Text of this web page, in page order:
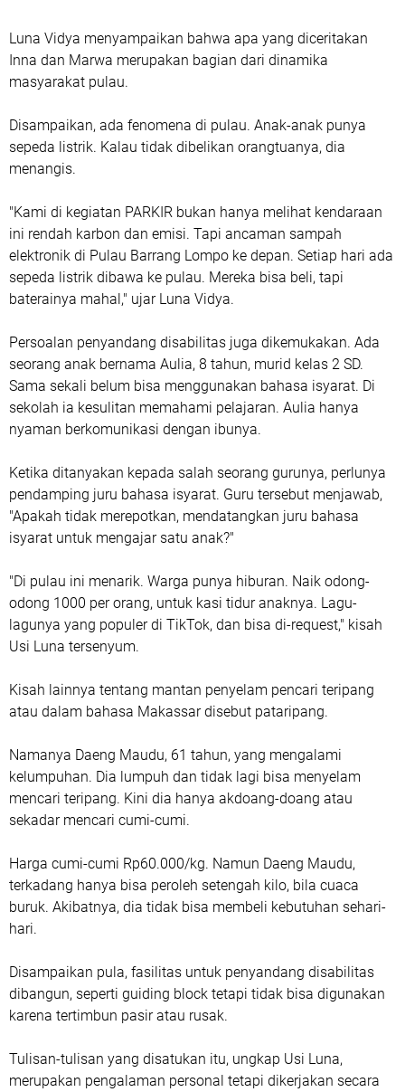
Luna Vidya menyampaikan bahwa apa yang diceritakan
Inna dan Marwa merupakan bagian dari dinamika
masyarakat pulau.
Disampaikan, ada fenomena di pulau. Anak-anak punya
sepeda listrik. Kalau tidak dibelikan orangtuanya, dia
menangis.
"Kami di kegiatan PARKIR bukan hanya melihat kendaraan
ini rendah karbon dan emisi. Tapi ancaman sampah
elektronik di Pulau Barrang Lompo ke depan. Setiap hari ada
sepeda listrik dibawa ke pulau. Mereka bisa beli, tapi
baterainya mahal," ujar Luna Vidya.
Persoalan penyandang disabilitas juga dikemukakan. Ada
seorang anak bernama Aulia, 8 tahun, murid kelas 2 SD.
Sama sekali belum bisa menggunakan bahasa isyarat. Di
sekolah ia kesulitan memahami pelajaran. Aulia hanya
nyaman berkomunikasi dengan ibunya.
Ketika ditanyakan kepada salah seorang gurunya, perlunya
pendamping juru bahasa isyarat. Guru tersebut menjawab,
"Apakah tidak merepotkan, mendatangkan juru bahasa
isyarat untuk mengajar satu anak?"
"Di pulau ini menarik. Warga punya hiburan. Naik odong-
odong 1000 per orang, untuk kasi tidur anaknya. Lagu-
lagunya yang populer di TikTok, dan bisa di-request," kisah
Usi Luna tersenyum.
Kisah lainnya tentang mantan penyelam pencari teripang
atau dalam bahasa Makassar disebut pataripang.
Namanya Daeng Maudu, 61 tahun, yang mengalami
kelumpuhan. Dia lumpuh dan tidak lagi bisa menyelam
mencari teripang. Kini dia hanya akdoang-doang atau
sekadar mencari cumi-cumi.
Harga cumi-cumi Rp60.000/kg. Namun Daeng Maudu,
terkadang hanya bisa peroleh setengah kilo, bila cuaca
buruk. Akibatnya, dia tidak bisa membeli kebutuhan sehari-
hari.
Disampaikan pula, fasilitas untuk penyandang disabilitas
dibangun, seperti guiding block tetapi tidak bisa digunakan
karena tertimbun pasir atau rusak.
Tulisan-tulisan yang disatukan itu, ungkap Usi Luna,
merupakan pengalaman personal tetapi dikerjakan secara